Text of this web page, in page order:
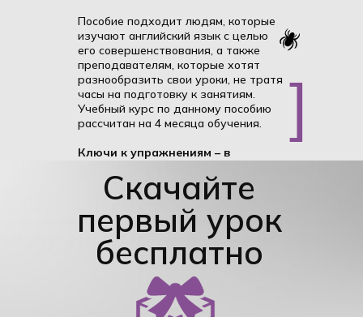
Пособие подходит людям, которые
изучают английский язык с целью
его совершенствования, а также
преподавателям, которые хотят
разнообразить свои уроки, не тратя
часы на подготовку к занятиям.
Учебный курс по данному пособию
рассчитан на 4 месяца обучения.
Ключи к упражнениям – в
]
Скачайте
первый урок
бесплатно